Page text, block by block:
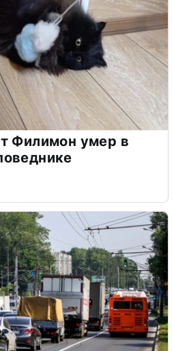
Филимон умер в